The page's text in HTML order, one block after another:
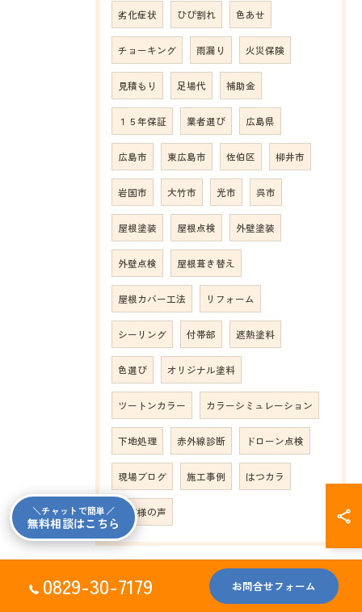
劣化症状 ひび割れ 色あせ
チョーキング 雨漏り 火災保険
見積もり 足場代 補助金
１５年保証 業者選び 広島県
広島市 東広島市 佐伯区 柳井市
岩国市 大竹市 光市 呉市
屋根塗装 屋根点検 外壁塗装
外壁点検 屋根葺き替え
屋根カバー工法 リフォーム
シーリング 付帯部 遮熱塗料
色選び オリジナル塗料
ツートンカラー カラーシミュレーション
下地処理 赤外線診断 ドローン点検
現場ブログ 施工事例 はつカラ
お客様の声
0829-30-7179 お問合せフォーム
＼チャットで簡単／
無料相談はこちら